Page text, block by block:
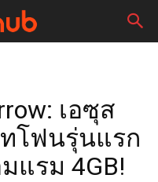
เอซุส
โฟนรุ่นแรก
แรม 4GB!